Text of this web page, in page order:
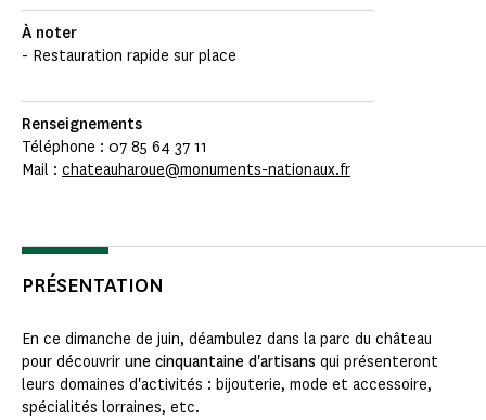
À noter
- Restauration rapide sur place
Renseignements
Téléphone : 07 85 64 37 11
Mail : chateauharoue@monuments-nationaux.fr
PRÉSENTATION
En ce dimanche de juin, déambulez dans la parc du château
pour découvrir une cinquantaine d'artisans qui présenteront
leurs domaines d'activités : bijouterie, mode et accessoire,
spécialités lorraines, etc.